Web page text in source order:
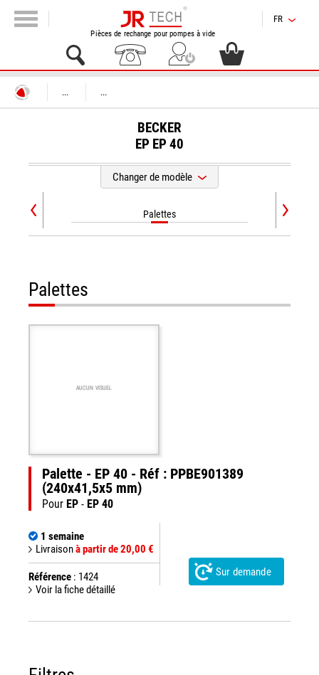
Pièces de rechange pour pompes à vide
FR
... ...
BECKER
EP EP 40
Changer de modèle
Palettes
Palettes
AUCUN VISUEL
Palette - EP 40 - Réf : PPBE901389
(240x41,5x5 mm)
Pour EP - EP 40
1 semaine
Livraisonà partir de 20,00 €
Référence : 1424
Voir la fiche détaillé
Sur demande